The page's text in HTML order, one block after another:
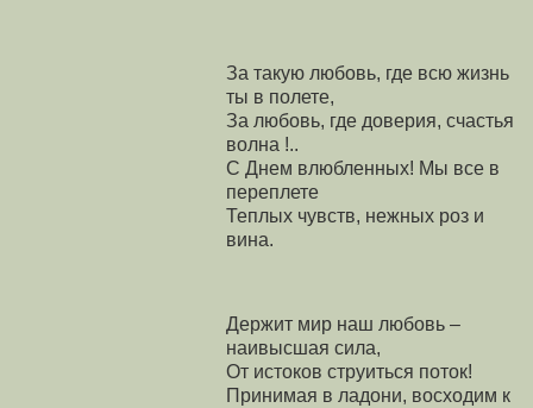
За такую любовь, где всю жизнь
ты в полете,
За любовь, где доверия, счастья
волна !..
С Днем влюбленных! Мы все в
переплете
Теплых чувств, нежных роз и
вина.
Держит мир наш любовь –
наивысшая сила,
От истоков струиться поток!
Принимая в ладони, восходим к